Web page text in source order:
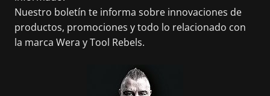
Nuestro boletín te informa sobre innovaciones de
productos, promociones y todo lo relacionado con
la marca Wera y Tool Rebels.